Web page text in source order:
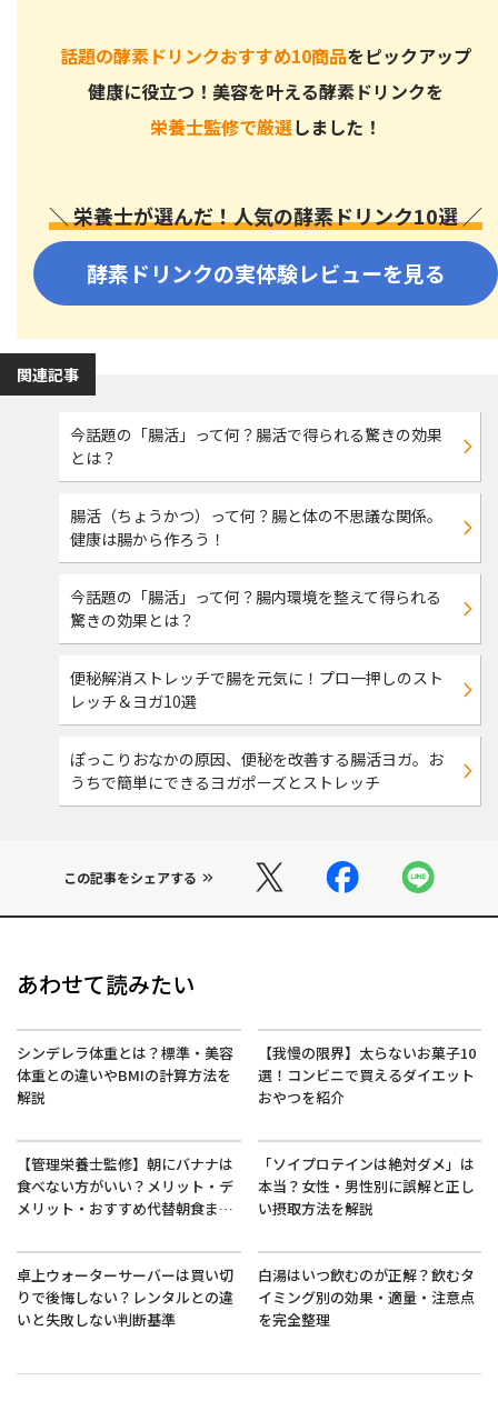
話題の酵素ドリンクおすすめ10商品をピックアップ
健康に役立つ！美容を叶える酵素ドリンクを
栄養士監修で厳選しました！
＼ 栄養士が選んだ！人気の酵素ドリンク10選 ／
酵素ドリンクの実体験レビューを見る
関連記事
今話題の「腸活」って何？腸活で得られる驚きの効果
とは？
腸活（ちょうかつ）って何？腸と体の不思議な関係。
健康は腸から作ろう！
今話題の「腸活」って何？腸内環境を整えて得られる
驚きの効果とは？
便秘解消ストレッチで腸を元気に！プロ一押しのスト
レッチ＆ヨガ10選
ぽっこりおなかの原因、便秘を改善する腸活ヨガ。お
うちで簡単にできるヨガポーズとストレッチ
この記事をシェアする
あわせて読みたい
シンデレラ体重とは？標準・美容
体重との違いやBMIの計算方法を
解説
【我慢の限界】太らないお菓子10
選！コンビニで買えるダイエット
おやつを紹介
【管理栄養士監修】朝にバナナは
食べない方がいい？メリット・デ
メリット・おすすめ代替朝食まで
「ソイプロテインは絶対ダメ」は
本当？女性・男性別に誤解と正し
い摂取方法を解説
卓上ウォーターサーバーは買い切
りで後悔しない？レンタルとの違
いと失敗しない判断基準
白湯はいつ飲むのが正解？飲むタ
イミング別の効果・適量・注意点
を完全整理